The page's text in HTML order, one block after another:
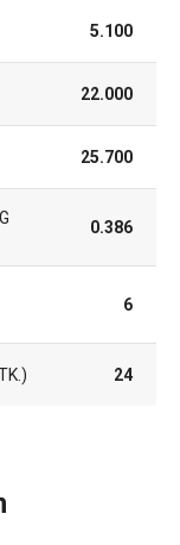
5.100
22.000
25.700
(
0.386
6
24